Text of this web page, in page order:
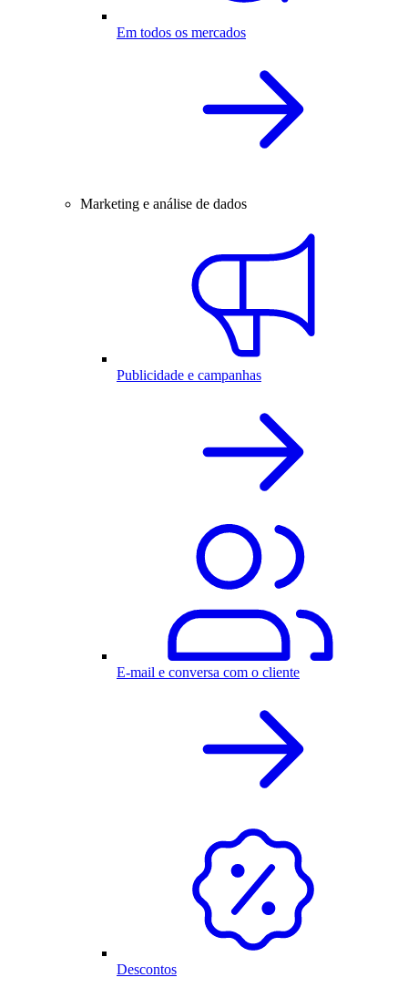
Em todos os mercados
Marketing e análise de dados
Publicidade e campanhas
E-mail e conversa com o cliente
Descontos